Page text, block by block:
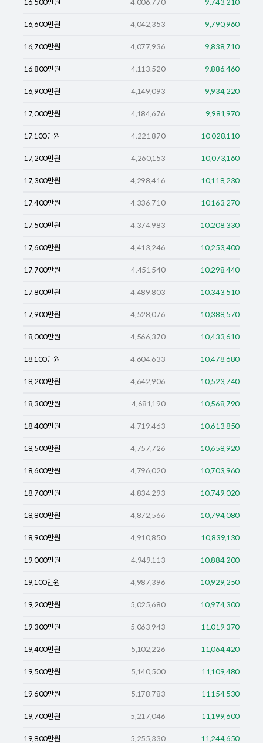
16,500만원 4,006,770 9,743,210
16,600만원 4,042,353 9,790,960
16,700만원 4,077,936 9,838,710
16,800만원 4,113,520 9,886,460
16,900만원 4,149,093 9,934,220
17,000만원 4,184,676 9,981,970
17,100만원 4,221,870 10,028,110
17,200만원 4,260,153 10,073,160
17,300만원 4,298,416 10,118,230
17,400만원 4,336,710 10,163,270
17,500만원 4,374,983 10,208,330
17,600만원 4,413,246 10,253,400
17,700만원 4,451,540 10,298,440
17,800만원 4,489,803 10,343,510
17,900만원 4,528,076 10,388,570
18,000만원 4,566,370 10,433,610
18,100만원 4,604,633 10,478,680
18,200만원 4,642,906 10,523,740
18,300만원 4,681,190 10,568,790
18,400만원 4,719,463 10,613,850
18,500만원 4,757,726 10,658,920
18,600만원 4,796,020 10,703,960
18,700만원 4,834,293 10,749,020
18,800만원 4,872,566 10,794,080
18,900만원 4,910,850 10,839,130
19,000만원 4,949,113 10,884,200
19,100만원 4,987,396 10,929,250
19,200만원 5,025,680 10,974,300
19,300만원 5,063,943 11,019,370
19,400만원 5,102,226 11,064,420
19,500만원 5,140,500 11,109,480
19,600만원 5,178,783 11,154,530
19,700만원 5,217,046 11,199,600
19,800만원 5,255,330 11,244,650